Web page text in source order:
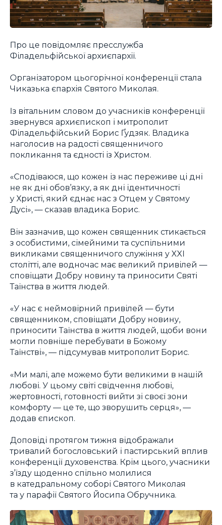
Про це повідомляє пресслужба
Філадельфійської архиєпархії.
Організатором цьогорічної конференції стала
Чиказька єпархія Святого Миколая.
Із вітальним словом до учасників конференції
звернувся архиєпископ і митрополит
Філадельфійський Борис Ґудзяк. Владика
наголосив на радості священничого
покликання та єдності із Христом.
«Сподіваюся, що кожен із нас переживе ці дні
не як дні обов’язку, а як дні ідентичності
у Христі, який єднає нас з Отцем у Святому
Дусі», — сказав владика Борис.
Він зазначив, що кожен священник стикається
з особистими, сімейними та суспільними
викликами священничого служіння у XXI
столітті, але водночас має великий привілей —
сповіщати Добру новину та приносити Святі
Таїнства в життя людей.
«У нас є неймовірний привілей — бути
священником, сповіщати Добру новину,
приносити Таїнства в життя людей, щоби вони
могли повніше перебувати в Божому
Таїнстві», — підсумував митрополит Борис.
«Ми малі, але можемо бути великими в нашій
любові. У цьому світі свідчення любові,
жертовності, готовності вийти зі своєї зони
комфорту — це те, що зворушить серця», —
додав єпископ.
Доповіді протягом тижня відображали
тривалий богословський і пастирський вплив
конференції духовенства. Крім цього, учасники
з’їзду щоденно спільно молилися
в катедральному соборі Святого Миколая
та у парафії Святого Йосипа Обручника.